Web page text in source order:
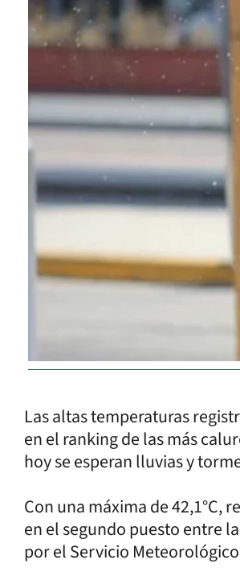
Las altas temperaturas
en el ranking de las más
hoy se esperan lluvias y
Con una máxima de 42,1°C,
en el segundo puesto entre
por el Servicio